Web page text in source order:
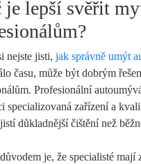
je lepší svěřit
nejste jisti,jak správně umýt
času, může být dobrým
Profesionální
specializovaná zařízení a
důkladnější čištění než
je, že specialisté mají